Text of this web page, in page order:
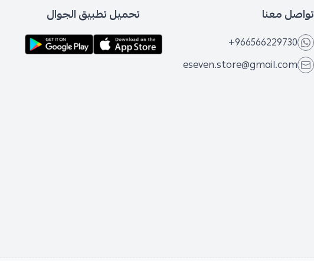
تواصل معنا
+966566229730
eseven.store@gmail.com
تحميل تطبيق الجوال